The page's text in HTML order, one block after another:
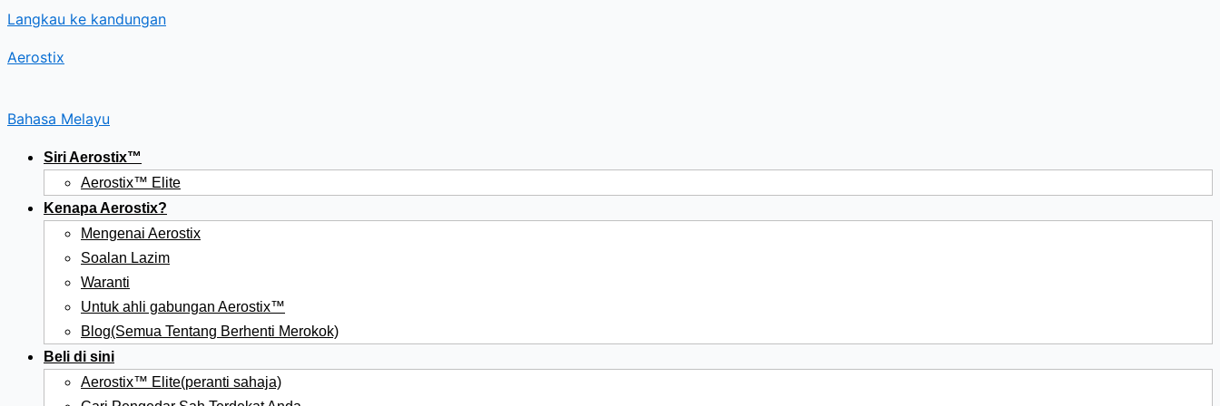
Langkau ke kandungan
Aerostix
Bahasa Melayu
Siri Aerostix™
Aerostix™ Elite
Kenapa Aerostix?
Mengenai Aerostix
Soalan Lazim
Waranti
Untuk ahli gabungan Aerostix™
Blog(Semua Tentang Berhenti Merokok)
Beli di sini
Aerostix™ Elite(peranti sahaja)